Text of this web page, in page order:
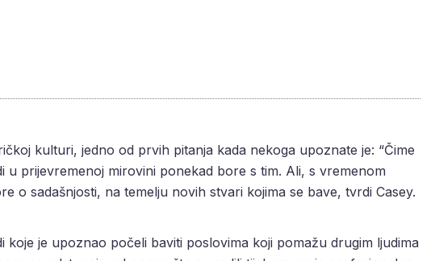
kulturi, jedno od prvih pitanja kada nekoga upoznate je: “Čime
u prijevremenoj mirovini ponekad bore s tim. Ali, s vremenom
o sadašnjosti, na temelju novih stvari kojima se bave, tvrdi Casey.
koje je upoznao počeli baviti poslovima koji pomažu drugim ljudima